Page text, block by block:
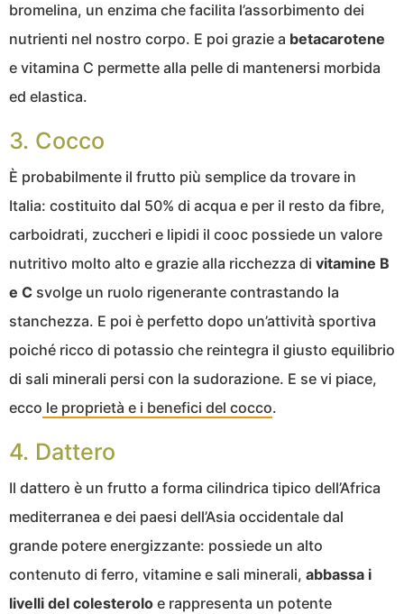
bromelina, un enzima che facilita l’assorbimento dei
nutrienti nel nostro corpo. E poi grazie a betacarotene
e vitamina C permette alla pelle di mantenersi morbida
ed elastica.
3. Cocco
È probabilmente il frutto più semplice da trovare in
Italia: costituito dal 50% di acqua e per il resto da fibre,
carboidrati, zuccheri e lipidi il cooc possiede un valore
nutritivo molto alto e grazie alla ricchezza di vitamine B
e C svolge un ruolo rigenerante contrastando la
stanchezza. E poi è perfetto dopo un’attività sportiva
poiché ricco di potassio che reintegra il giusto equilibrio
di sali minerali persi con la sudorazione. E se vi piace,
ecco le proprietà e i benefici del cocco.
4. Dattero
Il dattero è un frutto a forma cilindrica tipico dell’Africa
mediterranea e dei paesi dell’Asia occidentale dal
grande potere energizzante: possiede un alto
contenuto di ferro, vitamine e sali minerali, abbassa i
livelli del colesterolo e rappresenta un potente